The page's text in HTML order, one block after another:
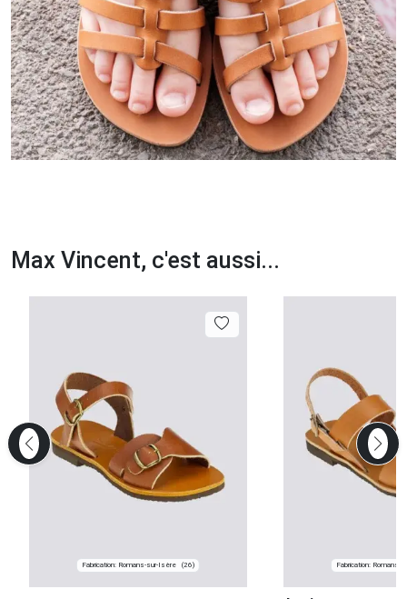
Max Vincent, c'est aussi...
Fabrication: Romans-sur-Isère (26) Fabrication: Romans-